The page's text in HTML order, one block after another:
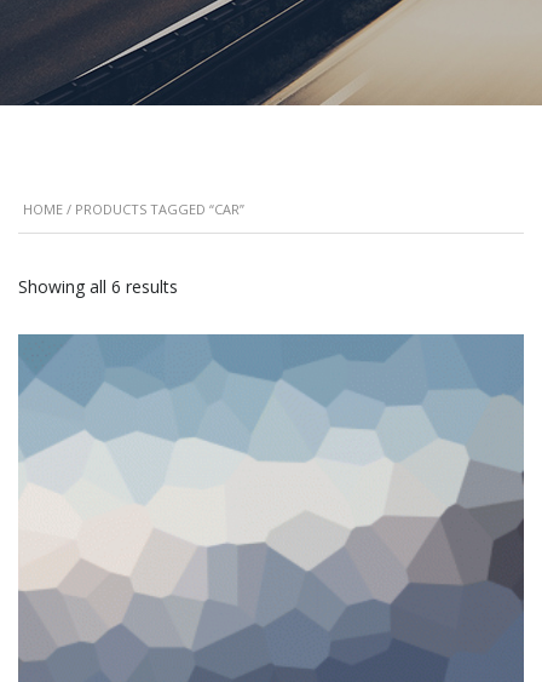
HOME / PRODUCTS TAGGED “CAR”
Showing all 6 results